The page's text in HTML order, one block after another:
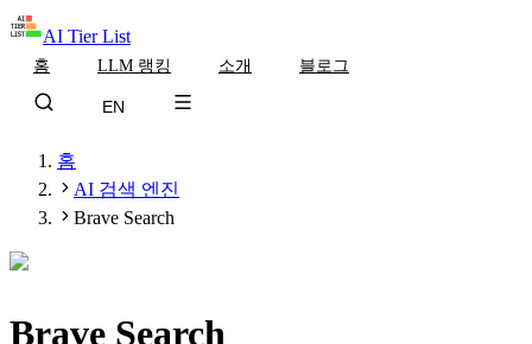
AI Tier List
홈 LLM 랭킹 소개 블로그
EN
홈
AI 검색 엔진
Brave Search
Brave Search